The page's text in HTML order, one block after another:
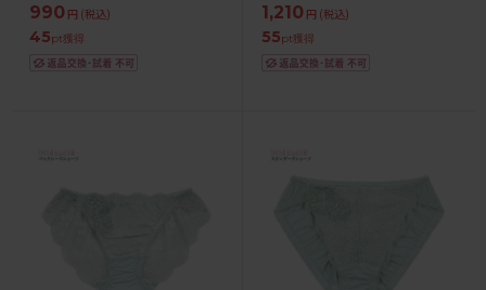
990 円 (税込)
45pt獲得
1,210 円 (税込)
55pt獲得